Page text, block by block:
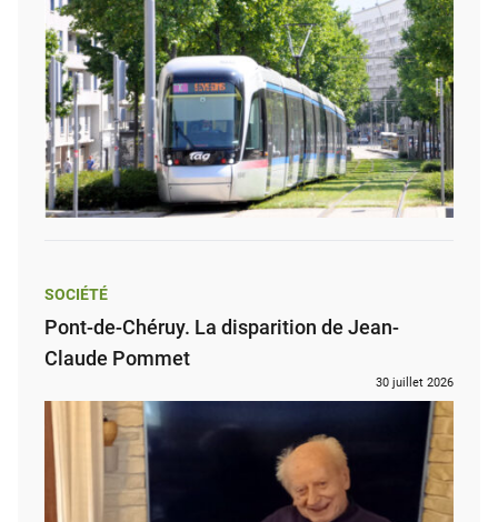
SOCIÉTÉ
Pont-de-Chéruy. La disparition de Jean-
Claude Pommet
30 juillet 2026